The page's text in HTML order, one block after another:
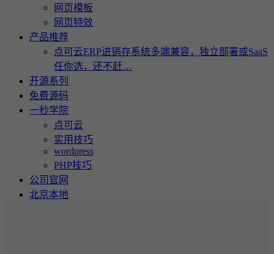
网页模板
网页特效
产品推荐
点可云ERP进销存系统多端兼容，独立部署或SaaS
任你选，还不赶…
开源系列
免费源码
一秒学院
点可云
实用技巧
wordpress
PHP技巧
公司官网
北京本地